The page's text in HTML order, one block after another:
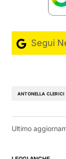
Segui
ANTONELLA CLERICI
Ultimo